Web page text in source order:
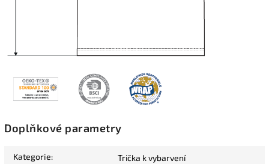
Doplňkové parametry
Kategorie: Trička k vybarvení